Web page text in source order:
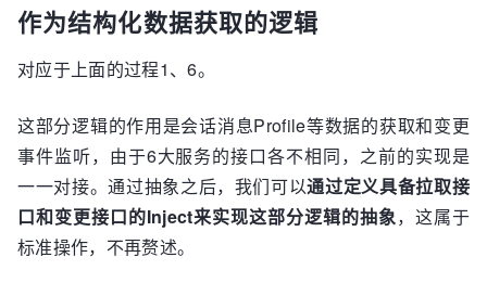
作为结构化数据获取的逻辑
对应于上面的过程1、6。
这部分逻辑的作用是会话消息Profile等数据的获取和变更
事件监听，由于6大服务的接口各不相同，之前的实现是
一一对接。通过抽象之后，我们可以通过定义具备拉取接
口和变更接口的Inject来实现这部分逻辑的抽象，这属于
标准操作，不再赘述。